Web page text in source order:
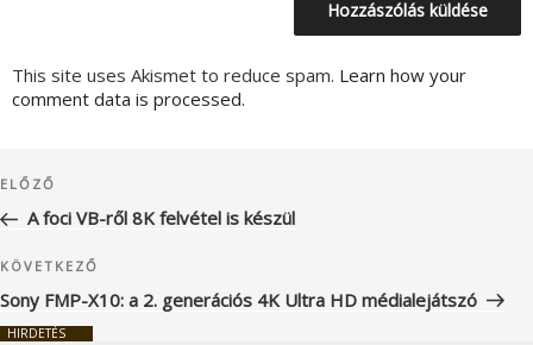
This site uses Akismet to reduce spam. Learn how your
comment data is processed.
navigáció
Korábbi
bejegyzés
ELŐZŐ
A foci VB-ről 8K felvétel is készül
Következő
bejegyzés
KÖVETKEZŐ
Sony FMP-X10: a 2. generációs 4K Ultra HD médialejátszó
HIRDETÉS